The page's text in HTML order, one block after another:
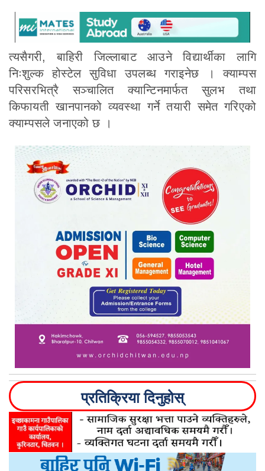
त्यसैगरी, बाहिरी जिल्लाबाट आउने विद्यार्थीका लागि
निःशुल्क होस्टेल सुविधा उपलब्ध गराइनेछ । क्याम्पस
परिसरभित्रै सञ्चालित क्यान्टिनमार्फत सुलभ तथा
किफायती खानपानको व्यवस्था गर्ने तयारी समेत गरिएको
क्याम्पसले जनाएको छ ।
प्रतिक्रिया दिनुहोस्